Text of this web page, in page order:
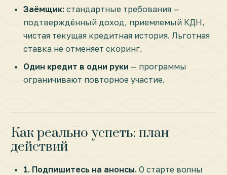
Заёмщик: стандартные требования —
подтверждённый доход, приемлемый КДН,
чистая текущая кредитная история. Льготная
ставка не отменяет скоринг.
Один кредит в одни руки — программы
ограничивают повторное участие.
Как реально успеть: план
действий
1. Подпишитесь на анонсы. О старте волны